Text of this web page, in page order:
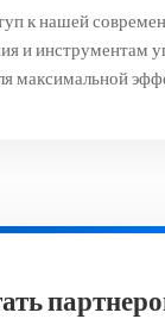
к нашей
и инструментам
максимальной